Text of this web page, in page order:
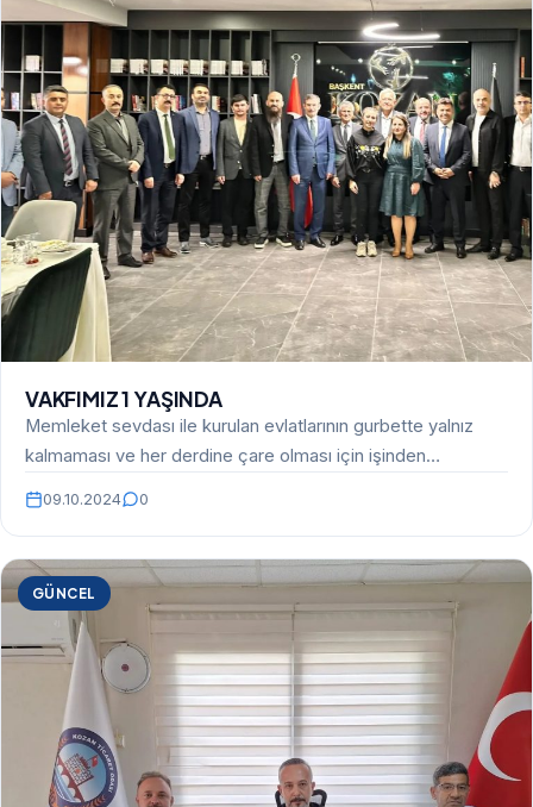
VAKFIMIZ 1 YAŞINDA
Memleket sevdası ile kurulan evlatlarının gurbette yalnız
kalmaması ve her derdine çare olması için işinden
zamanından…
09.10.2024 0
GÜNCEL